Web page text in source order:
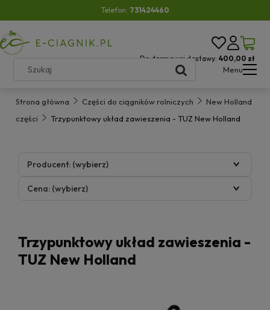
Telefon: 731424460
Do darmowej dostawy: 400,00 zł
Menu
Strona główna Części do ciągników rolniczych
New Holland
części
Trzypunktowy układ zawieszenia - TUZ New Holland
Producent: (wybierz)
Cena: (wybierz)
Trzypunktowy układ zawieszenia -
TUZ New Holland